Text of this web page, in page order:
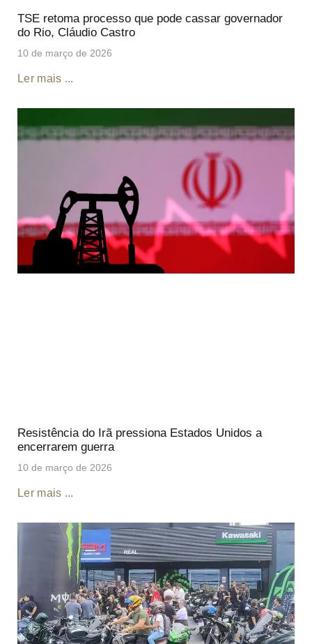
TSE retoma processo que pode cassar governador
do Rio, Cláudio Castro
10 de março de 2026
Ler mais ...
Resistência do Irã pressiona Estados Unidos a
encerrarem guerra
10 de março de 2026
Ler mais ...